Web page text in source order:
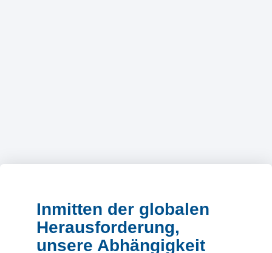
Inmitten der globalen
Herausforderung,
unsere Abhängigkeit